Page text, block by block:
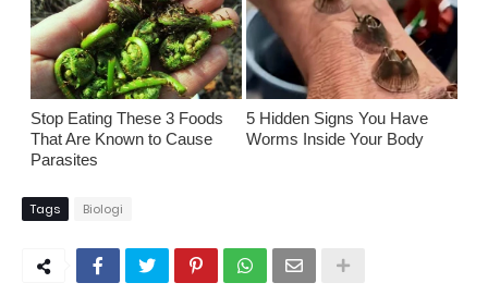
Stop Eating These 3 Foods
That Are Known to Cause
Parasites
5 Hidden Signs You Have
Worms Inside Your Body
Tags Biologi